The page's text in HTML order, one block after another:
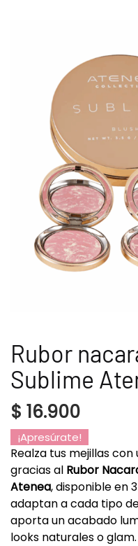
Rubor
Sublime
$ 16.900
¡Apresúrate!
Realza tus mejillas
gracias al Rubor
Atenea, disponible en
adaptan a cada tipo
aporta un acabado
looks naturales o glam.